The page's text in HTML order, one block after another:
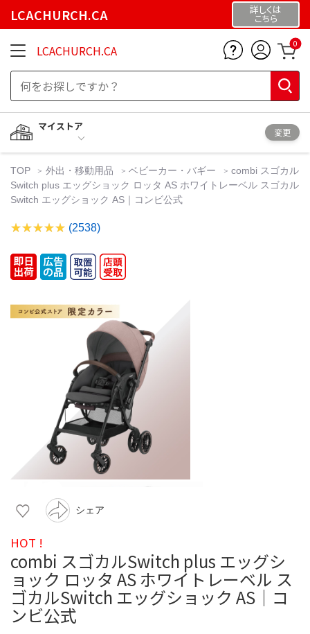
LCACHURCH.CA 詳しくは
こちら
LCACHURCH.CA 0
マイストア
変更
TOP 外出・移動用品 ベビーカー・バギー
combi スゴカル
Switch plus エッグショック ロッタ AS ホワイトレーベル スゴカル
Switch エッグショック AS｜コンビ公式
(2538)
シェア
HOT !
combi スゴカルSwitch plus エッグシ
ョック ロッタ AS ホワイトレーベル ス
ゴカルSwitch エッグショック AS｜コ
ンビ公式